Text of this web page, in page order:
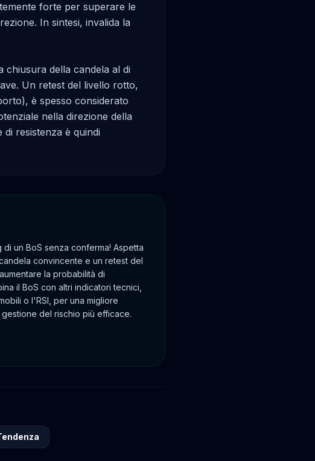
forte per superare le
In sintesi, invalida la
della candela al di
Un retest del livello rotto,
è spesso considerato
nella direzione della
resistenza è quindi
di un BoS senza conferma! Aspetta
convincente e un retest del
la probabilità di
il BoS con altri indicatori tecnici,
o l'RSI, per una migliore
del rischio più efficace.